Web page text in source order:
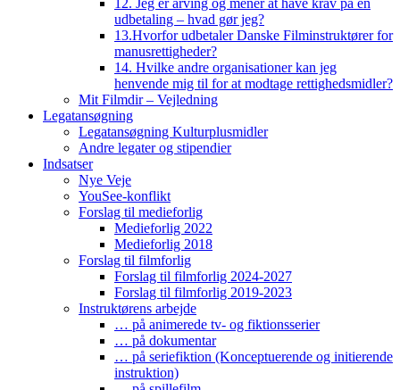
12. Jeg er arving og mener at have krav på en
udbetaling – hvad gør jeg?
13.Hvorfor udbetaler Danske Filminstruktører for
manusrettigheder?
14. Hvilke andre organisationer kan jeg
henvende mig til for at modtage rettighedsmidler?
Mit Filmdir – Vejledning
Legatansøgning
Legatansøgning Kulturplusmidler
Andre legater og stipendier
Indsatser
Nye Veje
YouSee-konflikt
Forslag til medieforlig
Medieforlig 2022
Medieforlig 2018
Forslag til filmforlig
Forslag til filmforlig 2024-2027
Forslag til filmforlig 2019-2023
Instruktørens arbejde
… på animerede tv- og fiktionsserier
… på dokumentar
… på seriefiktion (Konceptuerende og initierende
instruktion)